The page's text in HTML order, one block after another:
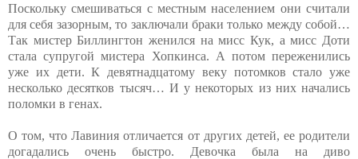
Поскольку смешиваться с местным населением они считали
для себя зазорным, то заключали браки только между собой…
Так мистер Биллингтон женился на мисс Кук, а мисс Доти
стала супругой мистера Хопкинса. А потом переженились
уже их дети. К девятнадцатому веку потомков стало уже
несколько десятков тысяч… И у некоторых из них начались
поломки в генах.
О том, что Лавиния отличается от других детей, ее родители
догадались очень быстро. Девочка была на диво